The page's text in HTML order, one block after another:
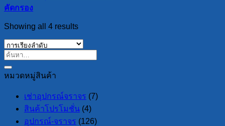
คัดกรอง
Showing all 4 results
หมวดหมู่สินค้า
เช่าอุปกรณ์จราจร (7)
สินค้าโปรโมชั่น (4)
อุปกรณ์-จราจร (126)